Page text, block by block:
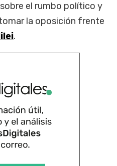
el rumbo político y
la oposición frente
.